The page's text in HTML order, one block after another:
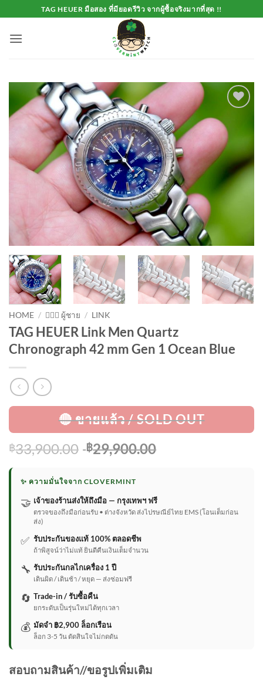
to
content
TAG HEUER มือสอง ที่มียอดรีวิว จากผู้ซื้อจริงมากที่สุด !!
Add to
Wishlist
HOME / 🙋🏻‍♂️ ผู้ชาย / LINK
TAG HEUER Link Men Quartz
Chronograph 42 mm Gen 1 Ocean Blue
฿33,900.00 Original
price
was:
฿29,900.00Current
✨ ความมั่นใจจาก CLOVERMINT
🤝 เจ้าของร้านส่งให้ถึงมือ — กรุงเทพฯ ฟรี
ตรวจของถึงมือก่อนรับ • ต่างจังหวัด ส่งไปรษณีย์ไทย EMS (โอนเต็มก่อน
ส่ง)
✅ รับประกันของแท้ 100% ตลอดชีพ
ถ้าพิสูจน์ว่าไม่แท้ ยินดีคืนเงินเต็มจำนวน
🔧 รับประกันกลไกเครื่อง 1 ปี
เดินผิด / เดินช้า / หยุด — ส่งซ่อมฟรี
🔄 Trade-in / รับซื้อคืน
ยกระดับเป็นรุ่นใหม่ได้ทุกเวลา
💰 มัดจำ ฿2,900 ล็อกเรือน
ล็อก 3-5 วัน ตัดสินใจไม่กดดัน
สอบถามสินค้า//ขอรูปเพิ่มเติม